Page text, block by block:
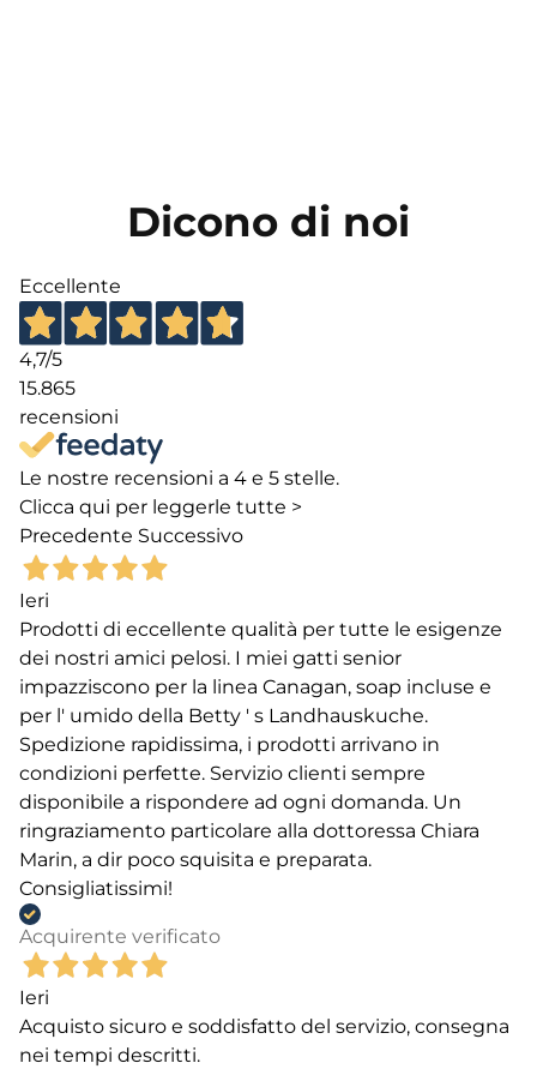
Dicono di noi
Eccellente
4,7/5
15.865
recensioni
Le nostre recensioni a 4 e 5 stelle.
Clicca qui per leggerle tutte >
Precedente Successivo
Ieri
Prodotti di eccellente qualità per tutte le esigenze
dei nostri amici pelosi. I miei gatti senior
impazziscono per la linea Canagan, soap incluse e
per l' umido della Betty ' s Landhauskuche.
Spedizione rapidissima, i prodotti arrivano in
condizioni perfette. Servizio clienti sempre
disponibile a rispondere ad ogni domanda. Un
ringraziamento particolare alla dottoressa Chiara
Marin, a dir poco squisita e preparata.
Consigliatissimi!
Acquirente verificato
Ieri
Acquisto sicuro e soddisfatto del servizio, consegna
nei tempi descritti.